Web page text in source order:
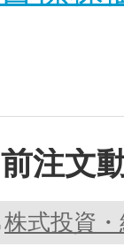
注文
株式投資